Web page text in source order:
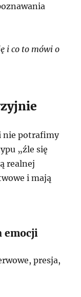
i co to mówi o
nie potrafimy
„źle się
realnej
i mają
emocji
presja,